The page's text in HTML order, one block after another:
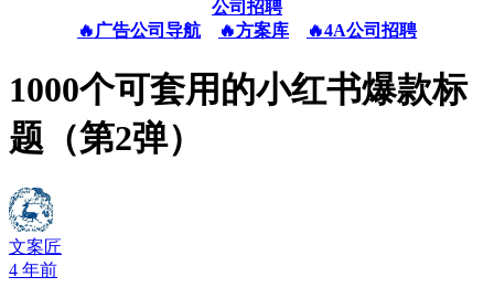
公司招聘
🔥广告公司导航
🔥方案库 🔥4A公司招聘
1000个可套用的小红书爆款标
题（第2弹）
文案匠
4 年前